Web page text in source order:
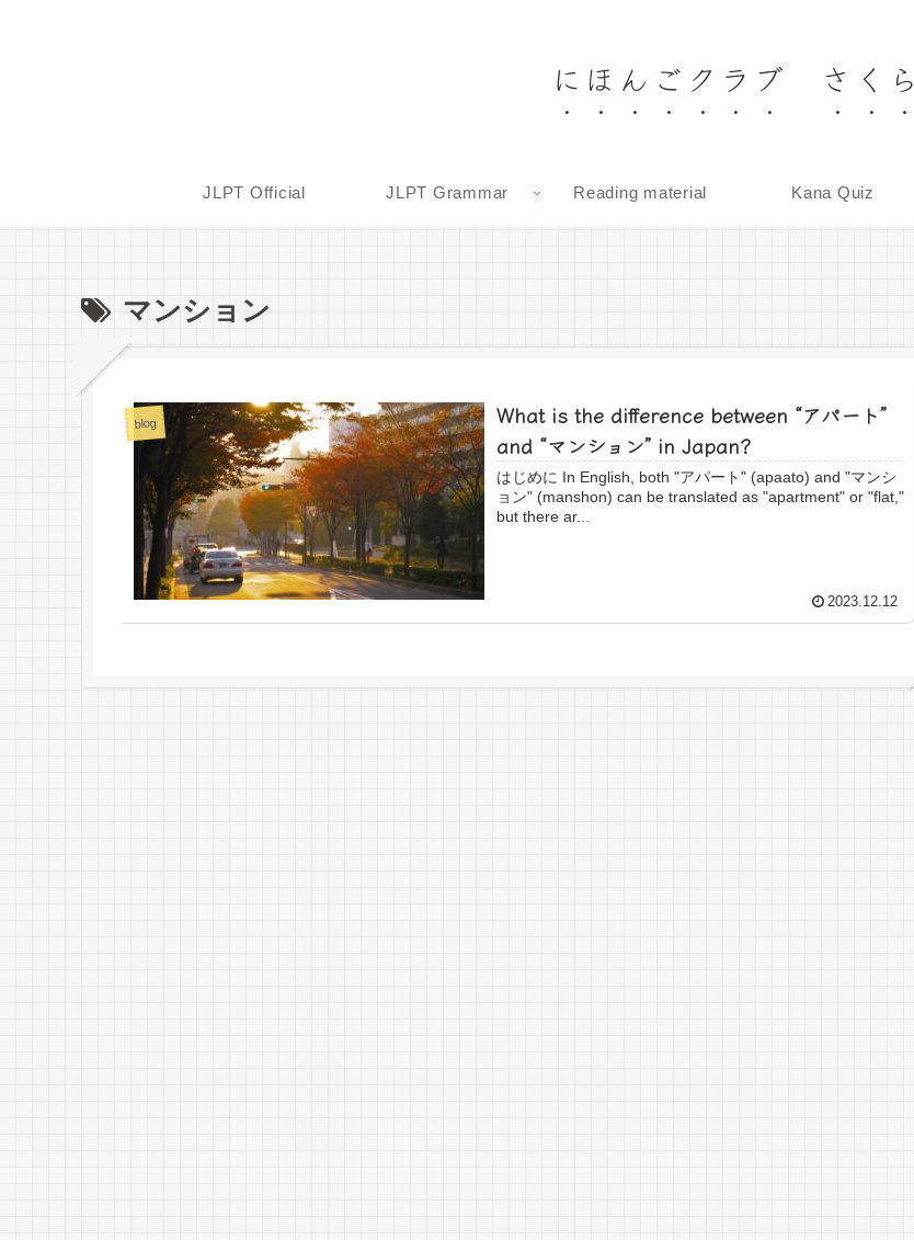
にほんごクラブ さくら
JLPT Official JLPT Grammar Reading material Kana Quiz
マンション
blog
What is the difference between “アパート”
and “マンション” in Japan?
はじめに In English, both "アパート" (apaato) and "マンシ
ョン" (manshon) can be translated as "apartment" or "flat,"
but there ar...
2023.12.12